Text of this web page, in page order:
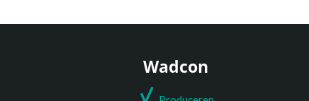
Wadcon